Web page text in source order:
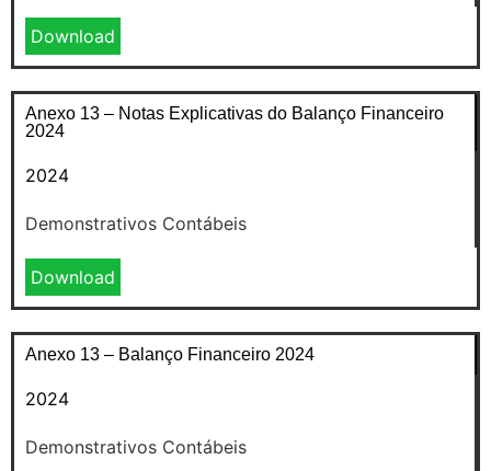
Download
Anexo 13 – Notas Explicativas do Balanço Financeiro
2024
2024
Demonstrativos Contábeis
Download
Anexo 13 – Balanço Financeiro 2024
2024
Demonstrativos Contábeis